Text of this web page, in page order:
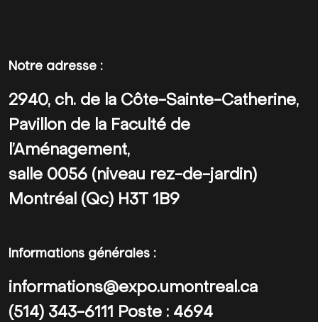
Notre adresse :
2940, ch. de la Côte-Sainte-Catherine,
Pavillon de la Faculté de
l’Aménagement,
salle 0056 (niveau rez-de-jardin)
Montréal (Qc) H3T 1B9
Informations générales :
informations@expo.umontreal.ca
(514) 343-6111 Poste : 4694